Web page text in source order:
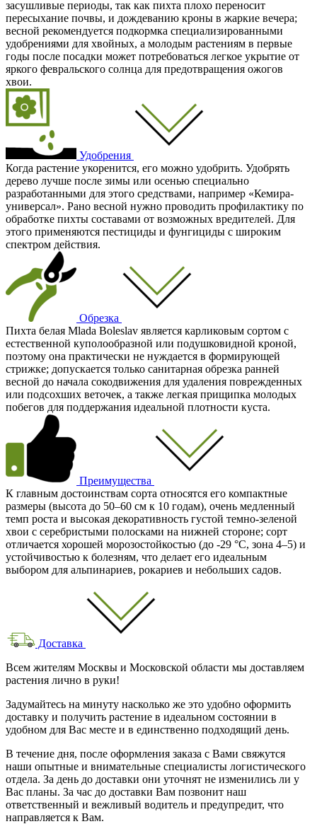
засушливые периоды, так как пихта плохо переносит
пересыхание почвы, и дождеванию кроны в жаркие вечера;
весной рекомендуется подкормка специализированными
удобрениями для хвойных, а молодым растениям в первые
годы после посадки может потребоваться легкое укрытие от
яркого февральского солнца для предотвращения ожогов
хвои.
Удобрения
Когда растение укоренится, его можно удобрить. Удобрять
дерево лучше после зимы или осенью специально
разработанными для этого средствами, например «Кемира-
универсал». Рано весной нужно проводить профилактику по
обработке пихты составами от возможных вредителей. Для
этого применяются пестициды и фунгициды с широким
спектром действия.
Обрезка
Пихта белая Mlada Boleslav является карликовым сортом с
естественной куполообразной или подушковидной кроной,
поэтому она практически не нуждается в формирующей
стрижке; допускается только санитарная обрезка ранней
весной до начала сокодвижения для удаления поврежденных
или подсохших веточек, а также легкая прищипка молодых
побегов для поддержания идеальной плотности куста.
Преимущества
К главным достоинствам сорта относятся его компактные
размеры (высота до 50–60 см к 10 годам), очень медленный
темп роста и высокая декоративность густой темно-зеленой
хвои с серебристыми полосками на нижней стороне; сорт
отличается хорошей морозостойкостью (до -29 °C, зона 4–5) и
устойчивостью к болезням, что делает его идеальным
выбором для альпинариев, рокариев и небольших садов.
Доставка
Всем жителям Москвы и Московской области мы доставляем
растения лично в руки!
Задумайтесь на минуту насколько же это удобно оформить
доставку и получить растение в идеальном состоянии в
удобном для Вас месте и в единственно подходящий день.
В течение дня, после оформления заказа с Вами свяжутся
наши опытные и внимательные специалисты логистического
отдела. За день до доставки они уточнят не изменились ли у
Вас планы. За час до доставки Вам позвонит наш
ответственный и вежливый водитель и предупредит, что
направляется к Вам.